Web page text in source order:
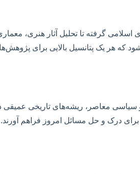
گرفته تا تحلیل آثار هنری،
هر یک پتانسیل بالایی برای پژوهش‌های
معاصر، ریشه‌های تاریخی عمیقی
برای درک و حل مسائل امروز فراهم آورند.